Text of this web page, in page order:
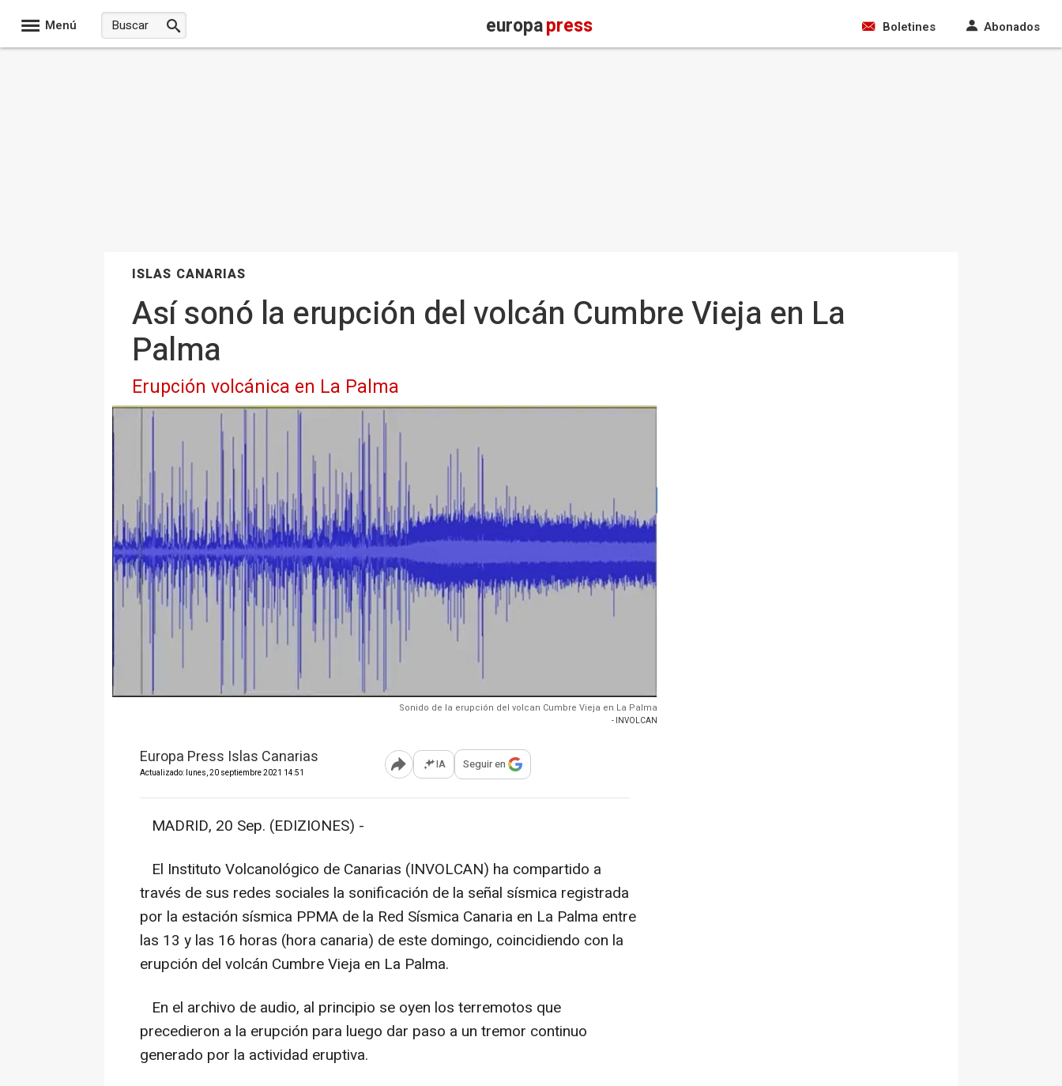
Menú europapress Boletines Abonados
ISLAS CANARIAS
Así sonó la erupción del volcán Cumbre Vieja en La
Palma
Erupción volcánica en La Palma
Sonido de la erupción del volcan Cumbre Vieja en La Palma
- INVOLCAN
Europa Press Islas Canarias
Actualizado: lunes, 20 septiembre 2021 14:51 Abrir opciones para compartir
IA Seguir en
MADRID, 20 Sep. (EDIZIONES) -
El Instituto Volcanológico de Canarias (INVOLCAN) ha compartido a
través de sus redes sociales la sonificación de la señal sísmica registrada
por la estación sísmica PPMA de la Red Sísmica Canaria en La Palma entre
las 13 y las 16 horas (hora canaria) de este domingo, coincidiendo con la
erupción del volcán Cumbre Vieja en La Palma.
En el archivo de audio, al principio se oyen los terremotos que
precedieron a la erupción para luego dar paso a un tremor continuo
generado por la actividad eruptiva.